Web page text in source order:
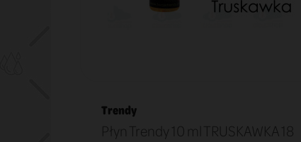
Trendy
Płyn Trendy 10 ml TRUSKAWKA 18